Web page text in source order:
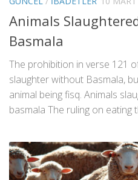
Animals
Basmala
The prohibition in verse 121
slaughter without Basmala,
animal being fisq. Animals
basmala The ruling on eating